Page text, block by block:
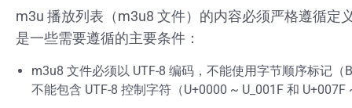
m3u 播放列表（m3u8 文件）的内容必须严格遵循定
是一些需要遵循的主要条件：
m3u8 文件必须以 UTF-8 编码，不能使用字节顺序标记（
不能包含 UTF-8 控制字符（U+0000 ~ U_001F 和